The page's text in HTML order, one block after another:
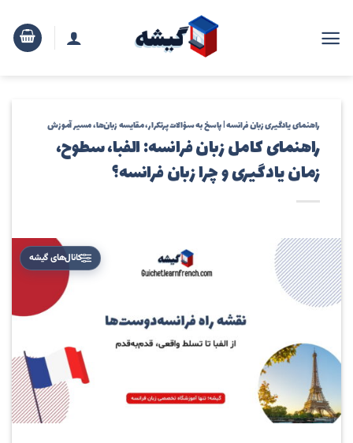
راهنمای یادگیری زبان فرانسه | پاسخ به سؤالات پرتکرار، مقایسه زبان‌ها، مسیر آموزش
راهنمای کامل زبان فرانسه: الفبا، سطوح،
زمان یادگیری و چرا زبان فرانسه؟
کانال‌های گیشه